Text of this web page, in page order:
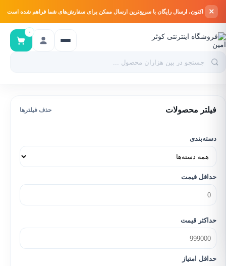
اکنون، ارسال رایگان با سریع‌ترین ارسال ممکن برای سفارش‌های شما فراهم شده است ×
۰
فیلتر محصولات حذف فیلترها
دسته‌بندی
حداقل قیمت
حداکثر قیمت
حداقل امتیاز